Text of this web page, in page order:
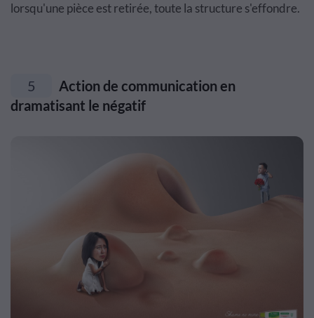
lorsqu'une pièce est retirée, toute la structure s'effondre.
5
Action de communication en
dramatisant le négatif